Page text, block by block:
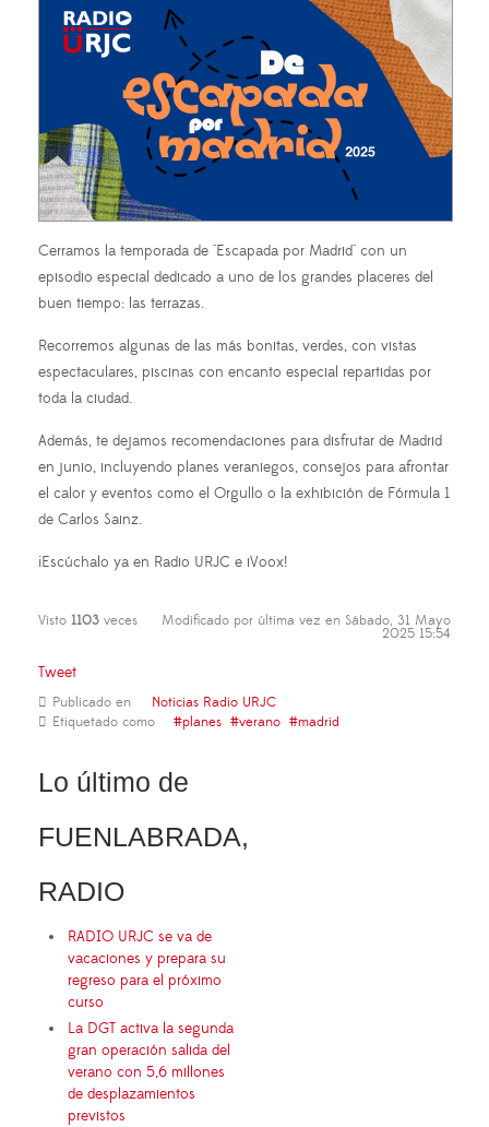
Cerramos la temporada de "Escapada por Madrid" con un
episodio especial dedicado a uno de los grandes placeres del
buen tiempo: las terrazas.
Recorremos algunas de las más bonitas, verdes, con vistas
espectaculares, piscinas con encanto especial repartidas por
toda la ciudad.
Además, te dejamos recomendaciones para disfrutar de Madrid
en junio, incluyendo planes veraniegos, consejos para afrontar
el calor y eventos como el Orgullo o la exhibición de Fórmula 1
de Carlos Sainz.
¡Escúchalo ya en Radio URJC e iVoox!
Visto 1103 veces Modificado por última vez en Sábado, 31 Mayo
2025 15:54
Tweet
Publicado en
Noticias Radio URJC
Etiquetado como
planes verano madrid
Lo último de
FUENLABRADA,
RADIO
RADIO URJC se va de
vacaciones y prepara su
regreso para el próximo
curso
La DGT activa la segunda
gran operación salida del
verano con 5,6 millones
de desplazamientos
previstos